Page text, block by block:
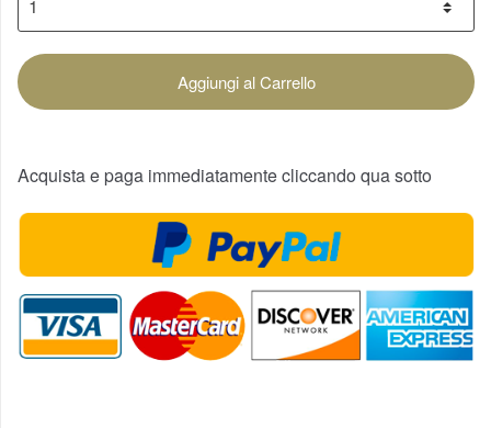
Aggiungi al Carrello
Acquista e paga immediatamente cliccando qua sotto